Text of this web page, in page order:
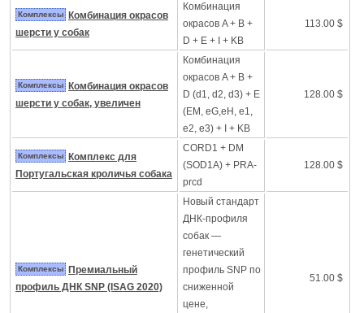
Комплексы
Комбинация окрасов
шерсти у собак
Комбинация
окрасов A + B +
D + E + I + KB
113.00 $
Комплексы
Комбинация окрасов
шерсти у собак, увеличен
Комбинация
окрасов A + B +
D (d1, d2, d3) + E
(EM, eG,eH, e1,
e2, e3) + I + KB
128.00 $
Комплексы
Комплекс для
Португальская кроличья собака
CORD1 + DM
(SOD1A) + PRA-
prcd
128.00 $
Комплексы
Премиальный
профиль ДНК SNP (ISAG 2020)
Новый стандарт
ДНК-профиля
собак —
генетический
профиль SNP по
сниженной
цене,
51.00 $